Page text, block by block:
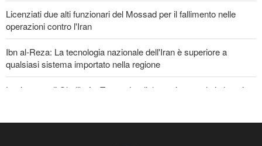
Licenziati due alti funzionari del Mossad per il fallimento nelle
operazioni contro l'Iran
Ibn al-Reza: La tecnologia nazionale dell'Iran è superiore a
qualsiasi sistema importato nella regione
La risposta di Ghalibaf a Trump: La diplomazia teatrale in loop è